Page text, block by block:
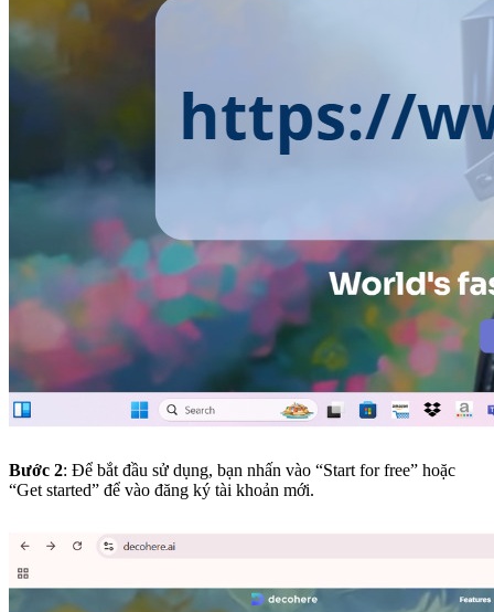
Bước 2: Để bắt đầu sử dụng, bạn nhấn vào “Start for free” hoặc
“Get started” để vào đăng ký tài khoản mới.